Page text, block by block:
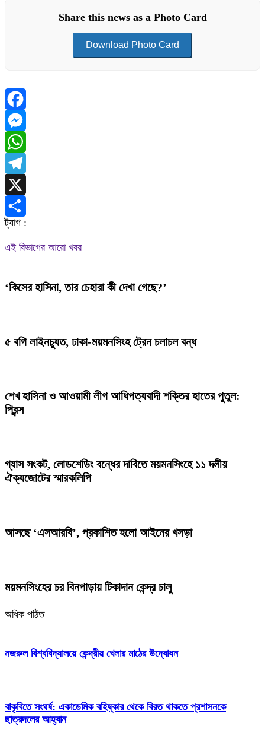
Share this news as a Photo Card
Download Photo Card
Facebook
Messenger
WhatsApp
Telegram
X
Share
ট্যাগ :
এই বিভাগের আরো খবর
‘কিসের হাসিনা, তার চেহারা কী দেখা গেছে?’
৫ বগি লাইনচ্যুত, ঢাকা-ময়মনসিংহ ট্রেন চলাচল বন্ধ
শেখ হাসিনা ও আওয়ামী লীগ আধিপত্যবাদী শক্তির হাতের পুতুল:
প্রিন্স
গ্যাস সংকট, লোডশেডিং বন্ধের দাবিতে ময়মনসিংহে ১১ দলীয়
ঐক্যজোটের স্মারকলিপি
আসছে ‘এসআরবি’, প্রকাশিত হলো আইনের খসড়া
ময়মনসিংহের চর বিনপাড়ায় টিকাদান কেন্দ্র চালু
অধিক পঠিত
নজরুল বিশ্ববিদ্যালয়ে কেন্দ্রীয় খেলার মাঠের উদ্বোধন
বাকৃবিতে সংঘর্ষ: একাডেমিক বহিষ্কার থেকে বিরত থাকতে প্রশাসনকে
ছাত্রদলের আহ্বান